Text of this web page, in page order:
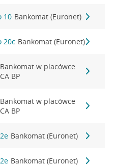
10 Bankomat (Euronet)
20c Bankomat (Euronet)
Bankomat w placówce
CA BP
Bankomat w placówce
CA BP
Bankomat (Euronet)
Bankomat (Euronet)